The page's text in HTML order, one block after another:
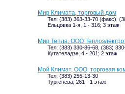
Мир Климата, торговый дом
Тел: (383) 363-33-70 (факс),
Ельцовка 1-я, 1 - 316; 3 этаж
Мир Тепла, ООО
Тел: (383) 330-86-68, (383)
Кутателадзе, 4 - 201; 2 этаж
Мой Климат, ООО, торговая
Тел: (383) 255-13-30
Тургенева, 261 - 1 этаж